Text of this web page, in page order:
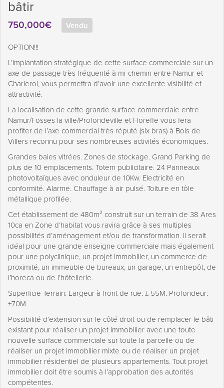
bâtir
750,000€ Vendu
OPTION!!!
L’implantation stratégique de cette surface commerciale sur un
axe de passage très fréquenté à mi-chemin entre Namur et
Charleroi, vous permettra d’avoir une excellente visibilité et
attractivité.
La localisation de cette grande surface commerciale entre
Namur/Fosses la ville/Profondeville et Floreffe vous fera
profiter de l’axe commercial très réputé (six bras) à Bois de
Villers reconnu pour ses nombreuses activités économiques.
Grandes baies vitrées. Zones de stockage. Grand Parking de
plus de 10 emplacements. Totem publicitaire. 24 Panneaux
photovoltaïques avec onduleur de 10Kw. Electricité en
conformité. Alarme. Chauffage à air pulsé. Toiture en tôle
métallique profilée.
Cet établissement de 480m² construit sur un terrain de 38 Ares
10ca en Zone d’habitat vous ravira grâce à ses multiples
possibilités d’aménagement et/ou de transformation. Il serait
idéal pour une grande enseigne commerciale mais également
pour une polyclinique, un projet immobilier, un commerce de
proximité, un immeuble de bureaux, un garage, un entrepôt, de
l’horeca ou de l’hôtellerie.
Superficie Terrain: Largeur à front de rue: ± 55M. Profondeur:
±70M.
Possibilité d’extension sur le côté droit ou de remplacer le bâti
existant pour réaliser un projet immobilier avec une toute
nouvelle surface commerciale sur toute la parcelle ou de
réaliser un projet immobilier mixte ou de réaliser un projet
immobilier résidentiel de plusieurs appartements. Tout projet
immobilier doit être soumis à l’approbation des autorités
compétentes.